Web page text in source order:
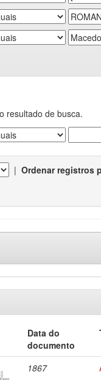
resultado de busca.
| Ordenar registros
Data do
documento
1867